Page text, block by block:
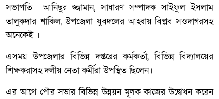
সভাপতি আনিছুর জ্জামান, সাধারণ সম্পাদক সাইফুল ইসলাম
তালুকদার শাকিল, উপজেলা যুবদলের আহ্বায় বিপ্লব সওদাগরসহ
অনেকেই ।
এসময় উপজেলার বিভিন্ন দপ্তরের কর্মকর্তা, বিভিন্ন বিদ্যালয়ের
শিক্ষকরাসহ দলীয় নেতা কর্মীরা উপস্থিত ছিলেন।
এর আগে পৌর সভার বিভিন্ন উন্নয়ন মূলক কাজের উদ্বোধন করেন